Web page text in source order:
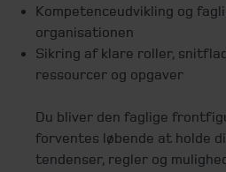
Kompetenceudvikling og
organisationen
Sikring af klare roller,
ressourcer og opgaver
Du bliver den faglige
forventes løbende at holde
tendenser, regler og